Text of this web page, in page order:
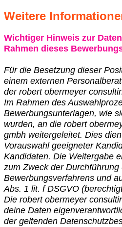
Weitere
Wichtiger Hinweis zur
Rahmen dieses
Für die Besetzung dieser
einem externen
der robert obermeyer
Im Rahmen des
Bewerbungsunterlagen, wie
wurden, an die robert
gmbh weitergeleitet. Dies
Vorauswahl geeigneter
Kandidaten. Die Weitergabe
zum Zweck der Durchführung
Bewerbungsverfahrens und
Abs. 1 lit. f DSGVO
Die robert obermeyer
deine Daten
der geltenden